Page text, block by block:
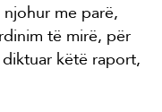
me parë,
të mirë, për
këtë raport,